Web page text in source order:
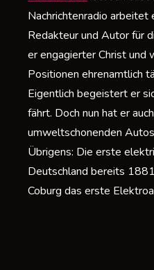
Nachrichtenradio arbeitet
Redakteur und Autor für
er engagierter Christ und
Positionen ehrenamtlich
Eigentlich begeistert er
fährt. Doch nun hat er
umweltschonenden
Übrigens: Die erste
Deutschland bereits
Coburg das erste